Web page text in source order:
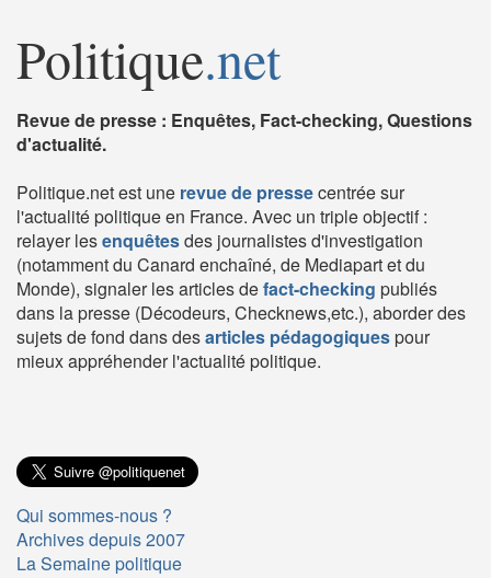
Politique.net
Revue de presse : Enquêtes, Fact-checking, Questions
d'actualité.
Politique.net est une revue de pressecentrée sur
l'actualité politique en France. Avec un triple objectif :
relayer lesenquêtesdes journalistes d'investigation
(notamment du Canard enchaîné, de Mediapart et du
Monde), signaler les articles defact-checking publiés
dans la presse (Décodeurs, Checknews,etc.), aborder des
sujets de fond dans desarticles pédagogiquespour
mieux appréhender l'actualité politique.
Qui sommes-nous ?
Archives depuis 2007
La Semaine politique